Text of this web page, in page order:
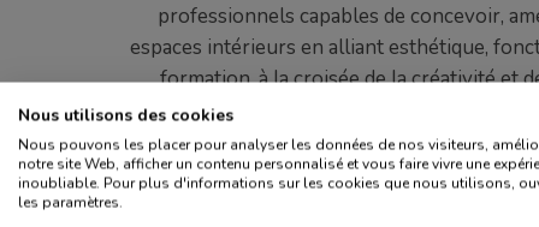
professionnels capables de concevoir,
espaces intérieurs en alliant esthétique,
formation, à la croisée de la créativité et
étudiants de maîtriser toutes les étapes d’un
du client à la réalisation finale, en passant
gestion de
Nous utilisons des cookies
Nous pouvons les placer pour analyser les données de nos visiteurs,
notre site Web, afficher un contenu personnalisé et vous faire vivre une
inoubliable. Pour plus d'informations sur les cookies que nous utilisons,
les paramètres.